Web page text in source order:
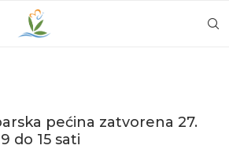
pećina zatvorena 27.
do 15 sati